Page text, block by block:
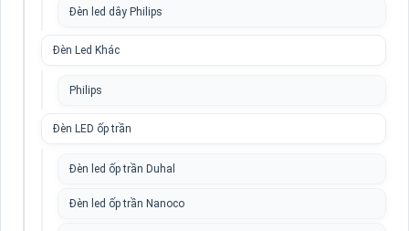
Đèn led dây Philips
Đèn Led Khác
Philips
Đèn LED ốp trần
Đèn led ốp trần Duhal
Đèn led ốp trần Nanoco